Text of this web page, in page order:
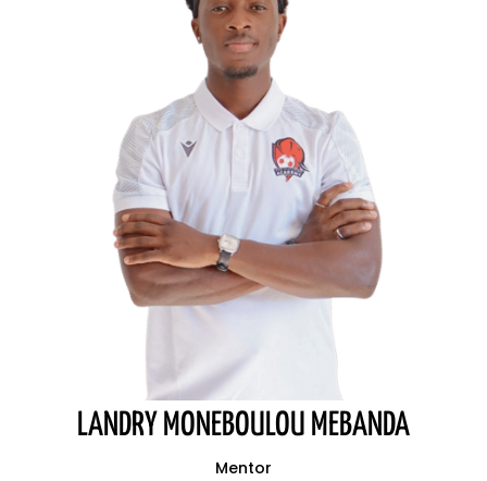
LANDRY MONEBOULOU MEBANDA
Mentor